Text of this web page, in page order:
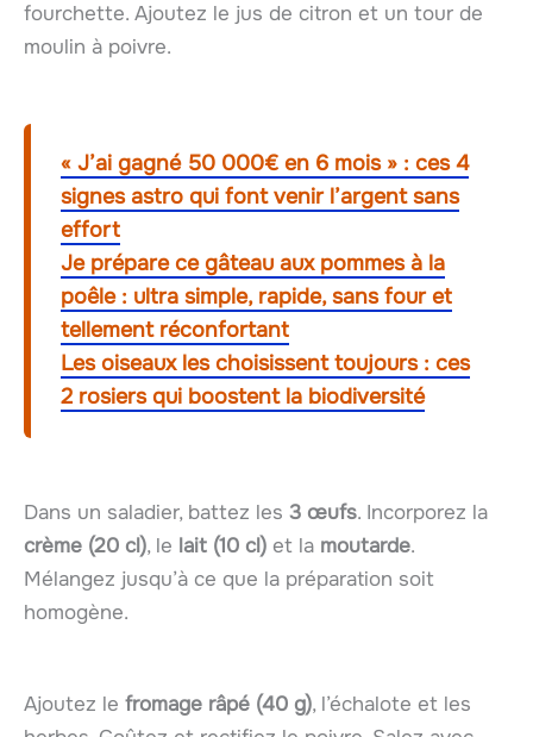
fourchette. Ajoutez le jus de citron et un tour de
moulin à poivre.
« J’ai gagné 50 000€ en 6 mois » : ces 4
signes astro qui font venir l’argent sans
effort
Je prépare ce gâteau aux pommes à la
poêle : ultra simple, rapide, sans four et
tellement réconfortant
Les oiseaux les choisissent toujours : ces
2 rosiers qui boostent la biodiversité
Dans un saladier, battez les 3 œufs. Incorporez la
crème (20 cl), le lait (10 cl) et la moutarde.
Mélangez jusqu’à ce que la préparation soit
homogène.
Ajoutez le fromage râpé (40 g), l’échalote et les